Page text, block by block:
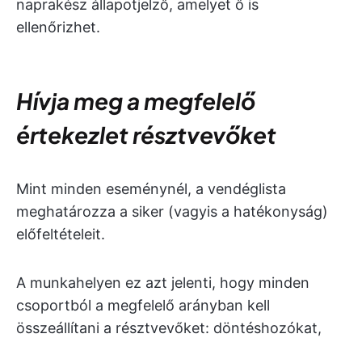
naprakész állapotjelző, amelyet ő is
ellenőrizhet.
Hívja meg a megfelelő
értekezlet résztvevőket
Mint minden eseménynél, a vendéglista
meghatározza a siker (vagyis a hatékonyság)
előfeltételeit.
A munkahelyen ez azt jelenti, hogy minden
csoportból a megfelelő arányban kell
összeállítani a résztvevőket: döntéshozókat,